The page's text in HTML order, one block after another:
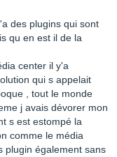
des plugins qui sont
qu en est il de la
center il y'a
qui s appelait
, tout le monde
j avais dévorer mon
s est estompé la
comme le média
plugin également sans